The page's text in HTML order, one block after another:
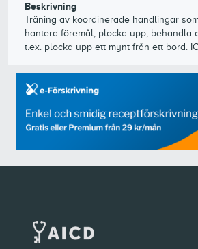
Beskrivning
Träning av koordinerade handlingar
hantera föremål, plocka upp, behandla
t.ex. plocka upp ett mynt från ett bord.